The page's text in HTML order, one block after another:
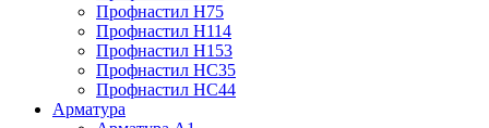
Профнастил Н75
Профнастил Н114
Профнастил Н153
Профнастил НС35
Профнастил НС44
Арматура